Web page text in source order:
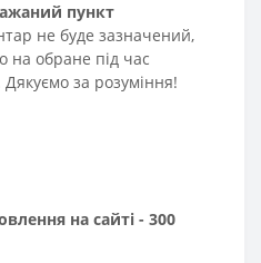
пункт
не буде зазначений,
на обране під час
за розуміння!
на сайті - 300